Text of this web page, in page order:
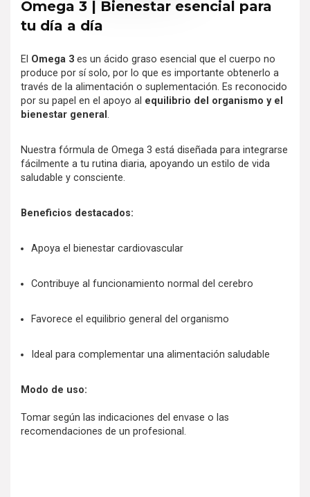
Omega 3 | Bienestar esencial para
tu día a día
El Omega 3 es un ácido graso esencial que el cuerpo no
produce por sí solo, por lo que es importante obtenerlo a
través de la alimentación o suplementación. Es reconocido
por su papel en el apoyo al equilibrio del organismo y el
bienestar general .
Nuestra fórmula de Omega 3 está diseñada para integrarse
fácilmente a tu rutina diaria, apoyando un estilo de vida
saludable y consciente.
Beneficios destacados:
Apoya el bienestar cardiovascular
Contribuye al funcionamiento normal del cerebro
Favorece el equilibrio general del organismo
Ideal para complementar una alimentación saludable
Modo de uso:
Tomar según las indicaciones del envase o las
recomendaciones de un profesional.